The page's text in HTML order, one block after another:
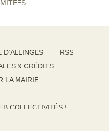
RSS
& CRÉDITS
LA MAIRIE
COLLECTIVITÉS !